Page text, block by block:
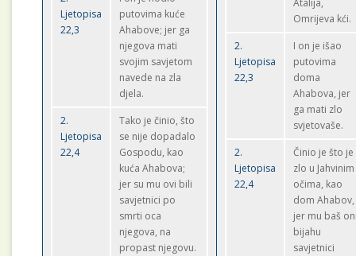
Ljetopisa
22,3
putovima kuće
Ahabove; jer ga
njegova mati
svojim savjetom
navede na zla
djela.
2.
Ljetopisa
22,4
Tako je činio, što
se nije dopadalo
Gospodu, kao
kuća Ahabova;
jer su mu ovi bili
savjetnici po
smrti oca
njegova, na
propast njegovu.
Atalija,
Omrijeva kći.
2.
Ljetopisa
22,3
I on je išao
putovima
doma
Ahabova, jer
ga mati zlo
svjetovaše.
2.
Ljetopisa
22,4
Činio je što je
zlo u Jahvinim
očima, kao
dom Ahabov,
jer mu baš
bijahu
savjetnici